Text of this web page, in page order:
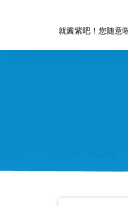
就酱紫吧！您随意